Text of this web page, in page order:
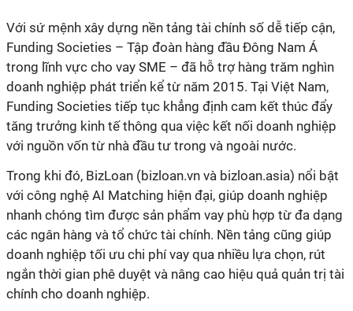
Funding Societies – Tập đoàn hàng đầu Đông Nam Á
trong lĩnh vực cho vay SME – đã hỗ trợ hàng trăm nghìn
doanh nghiệp phát triển kể từ năm 2015. Tại Việt Nam,
Funding Societies tiếp tục khẳng định cam kết thúc đẩy
tăng trưởng kinh tế thông qua việc kết nối doanh nghiệp
với công nghệ AI Matching hiện đại, giúp doanh nghiệp
nhanh chóng tìm được sản phẩm vay phù hợp từ đa dạng
các ngân hàng và tổ chức tài chính. Nền tảng cũng giúp
doanh nghiệp tối ưu chi phí vay qua nhiều lựa chọn, rút
ngắn thời gian phê duyệt và nâng cao hiệu quả quản trị tài